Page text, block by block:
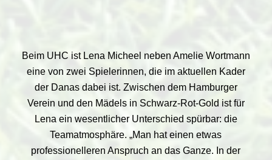
Beim UHC ist Lena Micheel neben Amelie Wortmann
eine von zwei Spielerinnen, die im aktuellen Kader
der Danas dabei ist. Zwischen dem Hamburger
Verein und den Mädels in Schwarz-Rot-Gold ist für
Lena ein wesentlicher Unterschied spürbar: die
Teamatmosphäre. „Man hat einen etwas
professionelleren Anspruch an das Ganze. In der